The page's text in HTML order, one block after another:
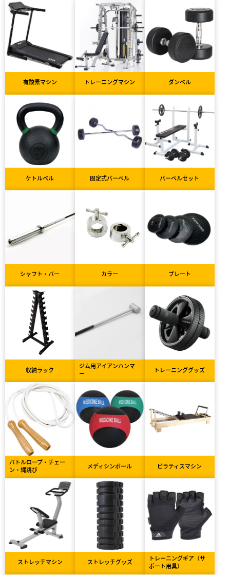
有酸素マシン トレーニングマシン ダンベル
ケトルベル 固定式バーベル バーベルセット
シャフト・バー カラー プレート
収納ラック
ジム用アイアンハンマ
ー
トレーニンググッズ
バトルロープ・チェー
ン・縄跳び
メディシンボール ピラティスマシン
ストレッチマシン ストレッチグッズ
トレーニングギア（サ
ポート用具）